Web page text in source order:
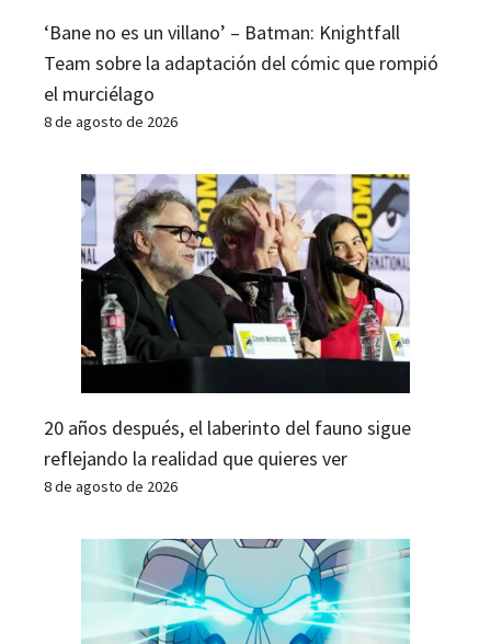
‘Bane no es un villano’ – Batman: Knightfall
Team sobre la adaptación del cómic que rompió
el murciélago
8 de agosto de 2026
20 años después, el laberinto del fauno sigue
reflejando la realidad que quieres ver
8 de agosto de 2026